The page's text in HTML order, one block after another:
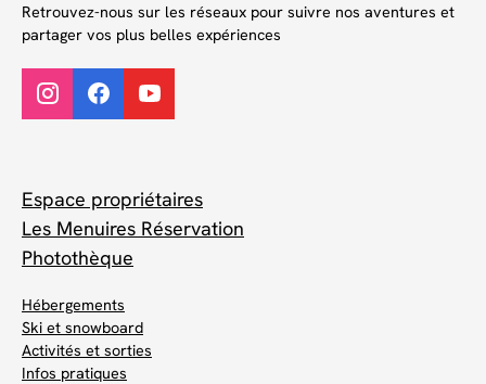
Retrouvez-nous sur les réseaux pour suivre nos aventures et
partager vos plus belles expériences
Espace propriétaires
Les Menuires Réservation
Photothèque
Hébergements
Ski et snowboard
Activités et sorties
Infos pratiques